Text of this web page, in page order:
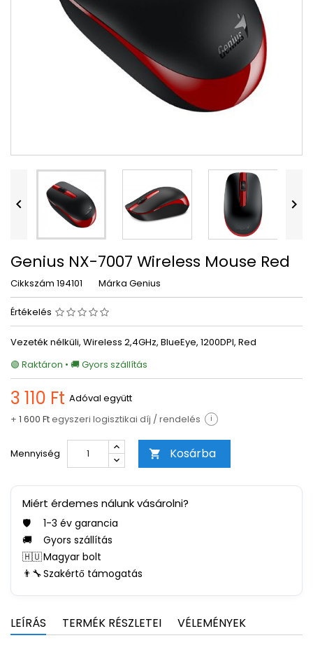
 
Genius NX-7007 Wireless Mouse Red
Cikkszám 194101 Márka Genius
Értékelés
Vezeték nélküli, Wireless 2,4GHz, BlueEye, 1200DPI, Red
🟢 Raktáron • 🚚 Gyors szállítás
3 110 Ft Adóval együtt
+ 1 600 Ftegyszeri logisztikai díj / rendelés i
Mennyiség  Kosárba
Miért érdemes nálunk vásárolni?
🛡️
1-3 év garancia
🚚
Gyors szállítás
🇭🇺Magyar bolt
👨‍🔧Szakértő támogatás
LEÍRÁS TERMÉK RÉSZLETEI VÉLEMÉNYEK